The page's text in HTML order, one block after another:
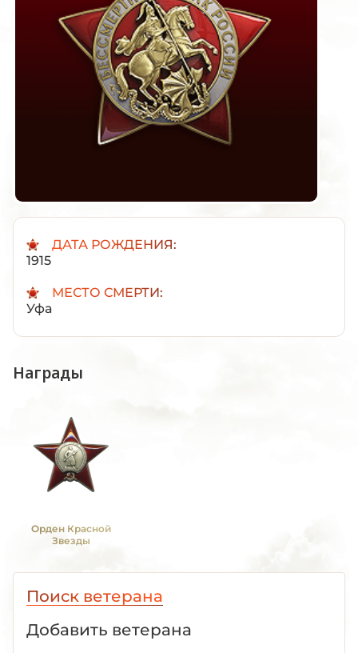
ДАТА РОЖДЕНИЯ:
1915
МЕСТО СМЕРТИ:
Уфа
Награды
Орден Красной
Звезды
Поиск ветерана
Добавить ветерана